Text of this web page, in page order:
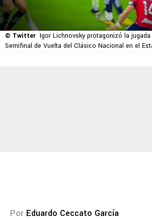
© Twitter Igor Lichnovsky protagonizó la
Semifinal de Vuelta del Clásico Nacional en el
Por Eduardo Ceccato García